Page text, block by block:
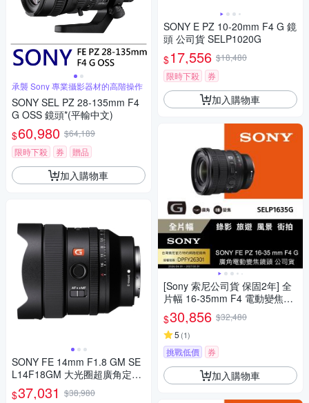
承襲 Sony 專業攝影器材的高階操作
SONY SEL PZ 28-135mm F4
G OSS 鏡頭*(平輸中文)
$60,980 $64,189
限時下殺
券 贈品
加入購物車
SONY FE 14mm F1.8 GM SE
L14F18GM 大光圈超廣角定焦
鏡頭 公司貨
$37,031 $38,980
SONY E PZ 10-20mm F4 G 鏡
頭 公司貨 SELP1020G
$17,556 $18,480
限時下殺
券
加入購物車
[Sony 索尼公司貨 保固2年] 全
片幅 16-35mm F4 電動變焦G
鏡頭 SELP1635G
$30,856 $32,480
5 (1)
挑戰低價 券
加入購物車